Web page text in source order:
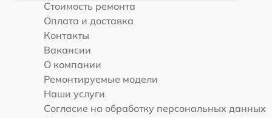
Стоимость ремонта
Оплата и доставка
Контакты
Вакансии
О компании
Ремонтируемые модели
Наши услуги
Согласие на обработку персональных данных